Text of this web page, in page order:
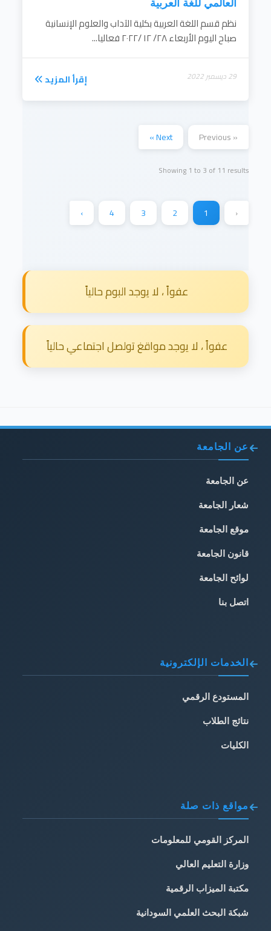
العالمي للغة العربية
نظم قسم اللغة العربية بكلية الآداب والعلوم الإنسانية
صباح اليوم الأربعاء ٢٨/ ١٢ /٢٠٢٢ فعاليا...
29 ديسمبر 2022 إقرأ المزيد
« Previous
Next »
Showing 1 to 3 of 11 results
‹
1
2
3
4
›
عفواً ، لا يوجد البوم حالياً
عفواً ، لا يوجد مواقغ تولصل اجتماعي حالياً
عن الجامعة
عن الجامعة
شعار الجامعة
موقع الجامعة
قانون الجامعة
لوائح الجامعة
اتصل بنا
الخدمات الإلكترونية
المستودع الرقمي
نتائج الطلاب
الكليات
مواقع ذات صلة
المركز القومي للمعلومات
وزارة التعليم العالي
مكتبة الميزاب الرقمية
شبكة البحث العلمي السودانية